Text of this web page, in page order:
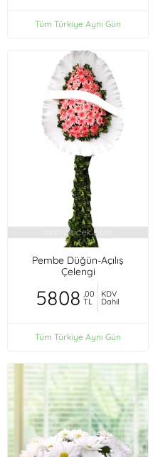
Tüm Türkiye Aynı Gün
Pembe Düğün-Açılış
Çelengi
5808 ,00
TL
KDV
Dahil
Tüm Türkiye Aynı Gün